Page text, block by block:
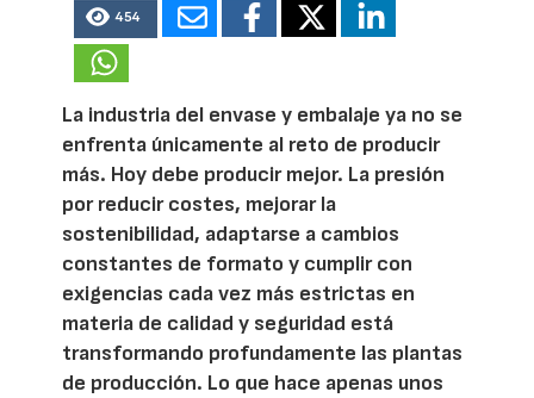
454
La industria del envase y embalaje ya no se
enfrenta únicamente al reto de producir
más. Hoy debe producir mejor. La presión
por reducir costes, mejorar la
sostenibilidad, adaptarse a cambios
constantes de formato y cumplir con
exigencias cada vez más estrictas en
materia de calidad y seguridad está
transformando profundamente las plantas
de producción. Lo que hace apenas unos